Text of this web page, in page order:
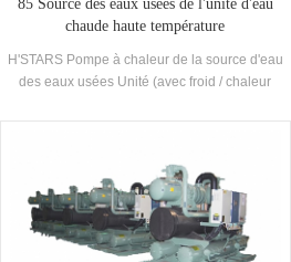
85 Source des eaux usées de l'unité d'eau
chaude haute température
H'STARS Pompe à chaleur de la source d'eau
des eaux usées Unité (avec froid / chaleur
développé et fabriqué pour la salle de bain, une
d'autres baignades, extrayant la chaleur des
eaux usées domestiques, économiser de
l'énergie et protéger le Environnement.Energy
L'épargne est de 30% ~ 50% comparé à la
méthode de chauffage conventionnel, qui peut